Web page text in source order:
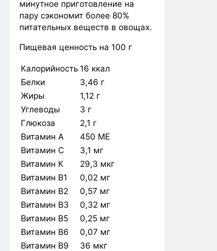
минутное приготовление на
пару сэкономит более 80%
питательных веществ в овощах.
Пищевая ценность на 100 г
Калорийность 16 ккал
Белки
3,46 г
Жиры
1,12 г
Углеводы
3 г
Глюкоза
2,1 г
Витамин А
450 МЕ
Витамин C
3,1 мг
Витамин К
29,3 мкг
Витамин B1
0,02 мг
Витамин В2
0,57 мг
Витамин B3
0,32 мг
Витамин B5
0,25 мг
Витамин B6
0,07 мг
Витамин B9
36 мкг